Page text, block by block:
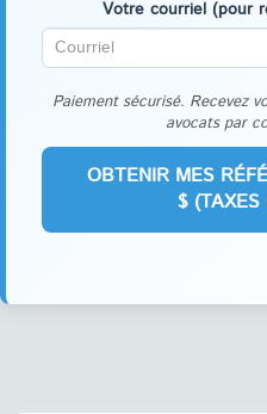
Votre courriel (pour
Paiement sécurisé. Recevez
avocats par